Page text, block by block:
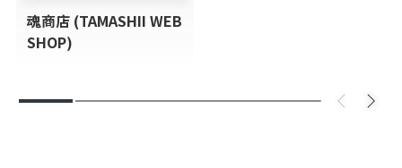
魂商店 (TAMASHII WEB
SHOP)